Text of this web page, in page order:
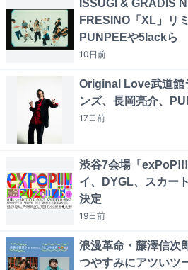
ISSUGI & GRADIS
FRESINO「XL」リ
PUNPEEや5lackら
10日前
Original Love武道館
ンズ、長岡亮介、
17日前
渋谷7会場「
イ、DYGL、スカー
決定
19日前
浪漫革命・藤澤信次
つやすみにアツいツ